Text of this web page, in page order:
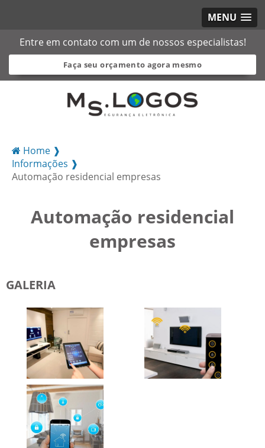
MENU
Entre em contato com um de nossos especialistas!
Faça seu orçamento agora mesmo
Home ❱
Informações ❱
Automação residencial empresas
Automação residencial
empresas
GALERIA